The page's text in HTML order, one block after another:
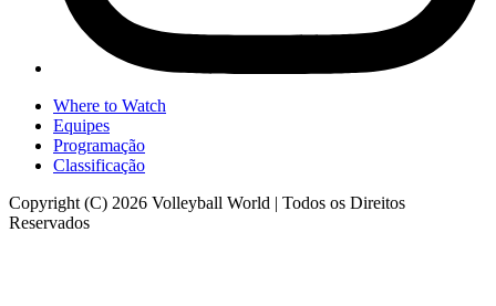
Where to Watch
Equipes
Programação
Classificação
Copyright (C) 2026 Volleyball World | Todos os Direitos
Reservados